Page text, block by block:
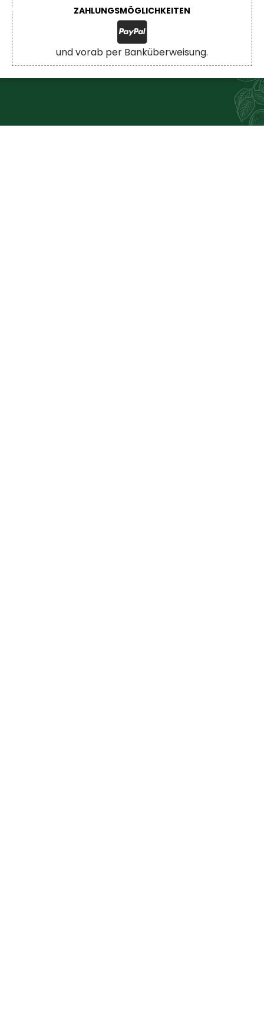
Impressum
Datenschutzerklärung
ZAHLUNGSMÖGLICHKEITEN
und vorab per Banküberweisung.